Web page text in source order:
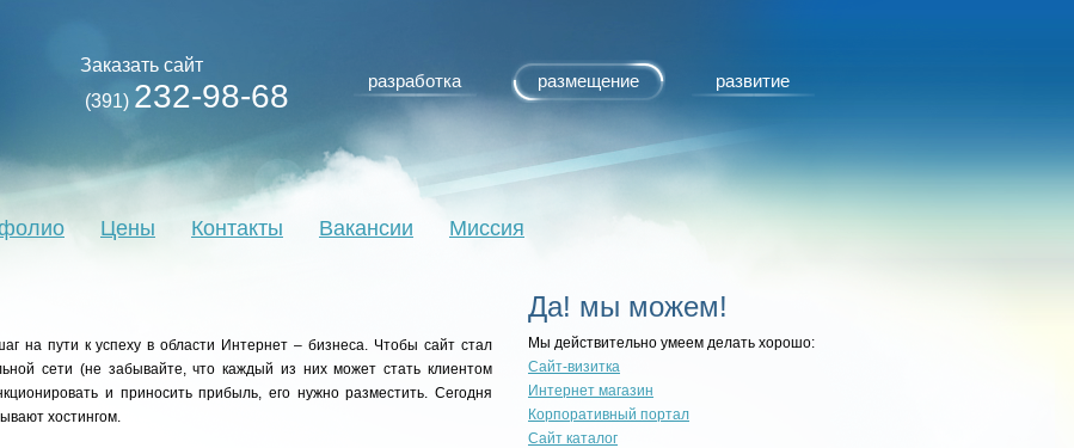
Заказать сайт
(391) 232-98-68 разработка размещение развитие
Цены Контакты Вакансии Миссия
на пути к успеху в области Интернет – бизнеса. Чтобы сайт стал
сети (не забывайте, что каждый из них может стать клиентом
и приносить прибыль, его нужно разместить. Сегодня
хостингом.
Да! мы можем!
Мы действительно умеем делать хорошо:
Сайт-визитка
Интернет магазин
Корпоративный портал
Сайт каталог